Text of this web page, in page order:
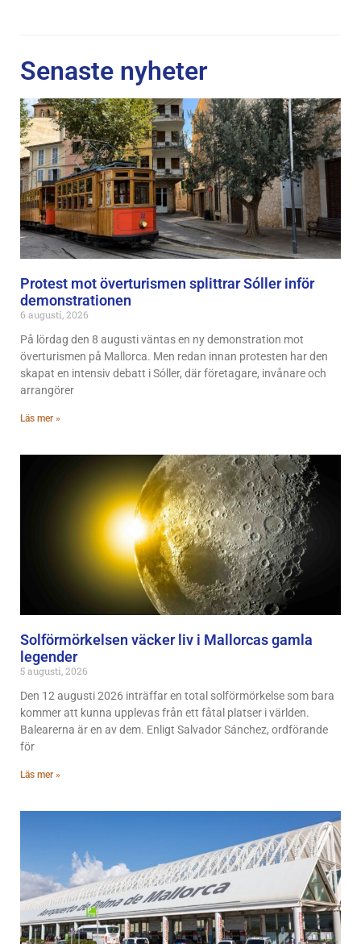
Senaste nyheter
Protest mot överturismen splittrar Sóller inför
demonstrationen
6 augusti, 2026
På lördag den 8 augusti väntas en ny demonstration mot
överturismen på Mallorca. Men redan innan protesten har den
skapat en intensiv debatt i Sóller, där företagare, invånare och
arrangörer
Läs mer »
Solförmörkelsen väcker liv i Mallorcas gamla
legender
5 augusti, 2026
Den 12 augusti 2026 inträffar en total solförmörkelse som bara
kommer att kunna upplevas från ett fåtal platser i världen.
Balearerna är en av dem. Enligt Salvador Sánchez, ordförande
för
Läs mer »